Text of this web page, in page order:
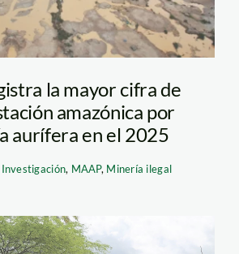
la mayor cifra de
amazónica por
aurífera en el 2025
Investigación, MAAP, Minería ilegal